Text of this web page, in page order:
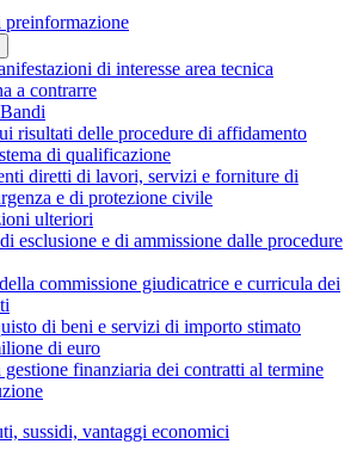
di interesse area tecnica
a contrarre
risultati delle procedure di affidamento
di qualificazione
diretti di lavori, servizi e forniture di
e di protezione civile
ulteriori
esclusione e di ammissione dalle procedure
commissione giudicatrice e curricula dei
di beni e servizi di importo stimato
di euro
gestione finanziaria dei contratti al termine
sussidi, vantaggi economici